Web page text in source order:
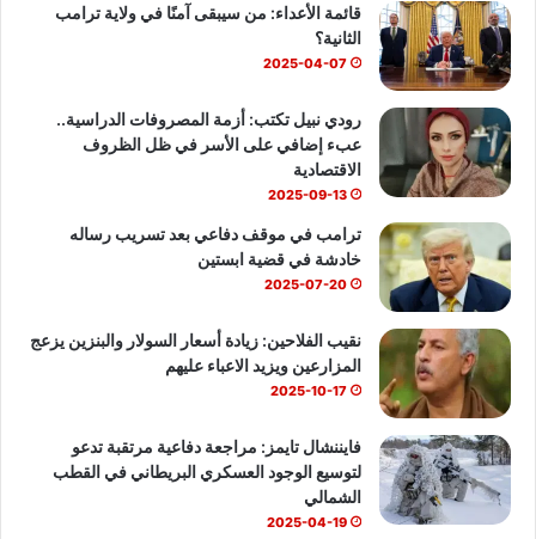
و
ك
T
u
e
ا
ب
قائمة الأعداء: من سيبقى آمنًا في ولاية ترامب
الثانية؟
2025-04-07
رودي نبيل تكتب: أزمة المصروفات الدراسية..
عبء إضافي على الأسر في ظل الظروف
الاقتصادية
2025-09-13
ترامب في موقف دفاعي بعد تسريب رساله
خادشة في قضية ابستين
2025-07-20
نقيب الفلاحين: زيادة أسعار السولار والبنزين يزعج
المزارعين ويزيد الاعباء عليهم
2025-10-17
فايننشال تايمز: مراجعة دفاعية مرتقبة تدعو
لتوسيع الوجود العسكري البريطاني في القطب
الشمالي
2025-04-19